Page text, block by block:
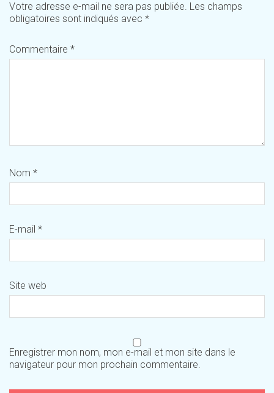
Votre adresse e-mail ne sera pas publiée. Les champs
obligatoires sont indiqués avec *
Commentaire *
Nom *
E-mail *
Site web
Enregistrer mon nom, mon e-mail et mon site dans le
navigateur pour mon prochain commentaire.